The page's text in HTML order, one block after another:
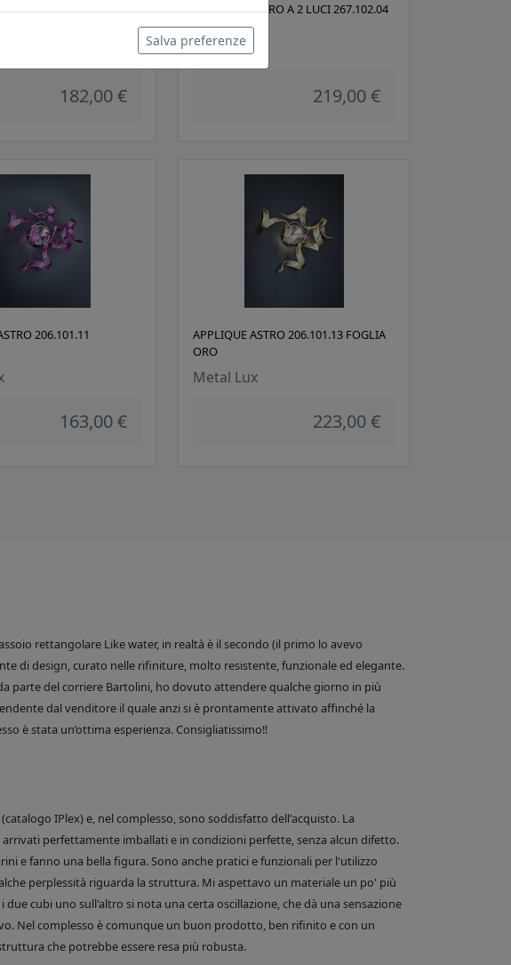
SPIRIT CLASSIC A 3
182,00 €
APPLIQUE ESTRO A 2 LUCI 267.102.04
BRUNITO
Metal Lux
219,00 €
206.101.11
163,00 €
APPLIQUE ASTRO 206.101.13 FOGLIA
ORO
Metal Lux
223,00 €
rettangolare Like water, in realtà è il secondo (il primo lo avevo
di design, curato nelle rifiniture, molto resistente, funzionale ed elegante.
parte del corriere Bartolini, ho dovuto attendere qualche giorno in più
dal venditore il quale anzi si è prontamente attivato affinché la
è stata un’ottima esperienza. Consigliatissimo!!
IPlex) e, nel complesso, sono soddisfatto dell'acquisto. La
perfettamente imballati e in condizioni perfette, senza alcun difetto.
e fanno una bella figura. Sono anche pratici e funzionali per l'utilizzo
perplessità riguarda la struttura. Mi aspettavo un materiale un po' più
cubi uno sull'altro si nota una certa oscillazione, che dà una sensazione
Nel complesso è comunque un buon prodotto, ben rifinito e con un
che potrebbe essere resa più robusta.
Salva preferenze